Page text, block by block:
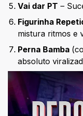
Vai dar PT –
Figurinha
mistura ritmos e
Perna Bamba
absoluto